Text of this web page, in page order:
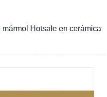
Hotsale en cerámica